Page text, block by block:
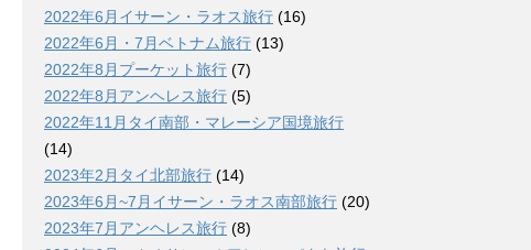
2022年6月イサーン・ラオス旅行 (16)
2022年6月・7月ベトナム旅行 (13)
2022年8月プーケット旅行 (7)
2022年8月アンヘレス旅行 (5)
2022年11月タイ南部・マレーシア国境旅行
(14)
2023年2月タイ北部旅行 (14)
2023年6月~7月イサーン・ラオス南部旅行 (20)
2023年7月アンヘレス旅行 (8)